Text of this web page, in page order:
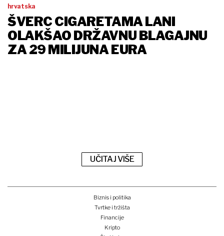
hrvatska
ŠVERC CIGARETAMA LANI
OLAKŠAO DRŽAVNU BLAGAJNU
ZA 29 MILIJUNA EURA
UČITAJ VIŠE
Biznis i politika
Tvrtke i tržišta
Financije
Kripto